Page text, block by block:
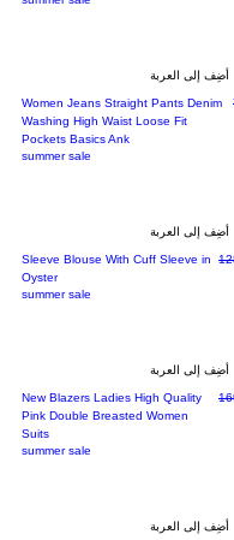
أضِف إلى العربة
Women Jeans Straight Pants Denim
Washing High Waist Loose Fit
Pockets Basics Ank
summer sale
أضِف إلى العربة
Sleeve Blouse With Cuff Sleeve in
Oyster
summer sale
أضِف إلى العربة
New Blazers Ladies High Quality
Pink Double Breasted Women
Suits
summer sale
أضِف إلى العربة